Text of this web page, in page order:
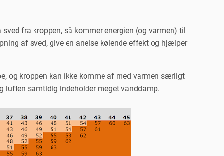
fra kroppen, så kommer energien (og varmen) til
af sved, give en anelse kølende effekt og hjælper
og kroppen kan ikke komme af med varmen særligt
luften samtidig indeholder meget vanddamp.